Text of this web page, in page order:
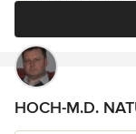
HOCH-M.D.